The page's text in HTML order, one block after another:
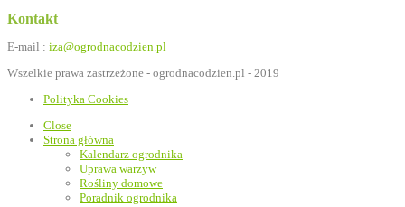
Kontakt
E-mail : iza@ogrodnacodzien.pl
Wszelkie prawa zastrzeżone - ogrodnacodzien.pl - 2019
Polityka Cookies
Close
Strona główna
Kalendarz ogrodnika
Uprawa warzyw
Rośliny domowe
Poradnik ogrodnika